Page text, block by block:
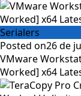
Serialers
Posted on26 de
VMware
Worked] x64